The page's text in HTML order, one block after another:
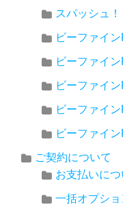
スパッシュ！
ビーファイン
ビーファイ
ビーファイ
ビーファイ
ビーファイ
ご契約について
お支払いにつ
一括オプシ